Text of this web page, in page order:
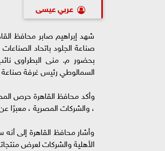
عربي عيسى
شهد إبراهيم صابر محافظ
بحضور م. منى البطراوى
السمالوطي رئيس غرفة صناعة
وأكد محافظ القاهرة حرص
، والشركات المصرية ،
وأشار محافظ القاهرة إلى
الأهلية والشركات لعرض